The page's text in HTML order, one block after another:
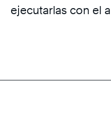
ejecutarlas con el